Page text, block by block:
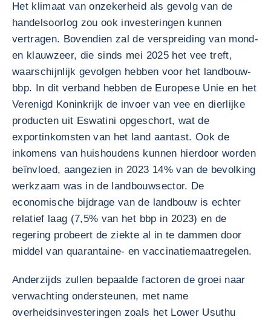
Het klimaat van onzekerheid als gevolg van de
handelsoorlog zou ook investeringen kunnen
vertragen. Bovendien zal de verspreiding van mond-
en klauwzeer, die sinds mei 2025 het vee treft,
waarschijnlijk gevolgen hebben voor het landbouw-
bbp. In dit verband hebben de Europese Unie en het
Verenigd Koninkrijk de invoer van vee en dierlijke
producten uit Eswatini opgeschort, wat de
exportinkomsten van het land aantast. Ook de
inkomens van huishoudens kunnen hierdoor worden
beïnvloed, aangezien in 2023 14% van de bevolking
werkzaam was in de landbouwsector. De
economische bijdrage van de landbouw is echter
relatief laag (7,5% van het bbp in 2023) en de
regering probeert de ziekte al in te dammen door
middel van quarantaine- en vaccinatiemaatregelen.
Anderzijds zullen bepaalde factoren de groei naar
verwachting ondersteunen, met name
overheidsinvesteringen zoals het Lower Usuthu